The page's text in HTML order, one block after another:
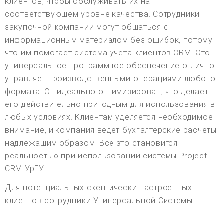
соответствующем уровне качества. Сотрудники
закупочной компании могут общаться с
информационным материалом без ошибок, потому
что им помогает система учета клиентов CRM. Это
универсальное программное обеспечение отлично
управляет производственными операциями любого
формата. Он идеально оптимизирован, что делает
его действительно пригодным для использования в
любых условиях. Клиентам уделяется необходимое
внимание, и компания ведет бухгалтерские расчеты
надлежащим образом. Все это становится
реальностью при использовании системы Project
CRM УрГУ.
Для потенциальных скептически настроенных
клиентов сотрудники Универсальной Системы